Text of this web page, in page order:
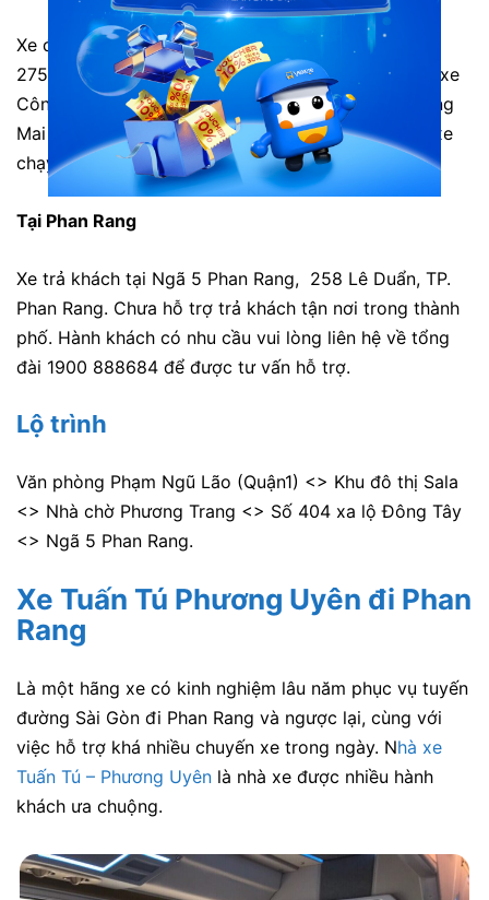
Xe đón khách được tại Văn phòng Phạm Ngũ Lão –
275F Phạm Ngũ Lão, P.Phạm Ngũ Lão, Quận 1, Bến xe
Công viên 23/9 hoặc Nhà chờ Phương Trang (Đường
Mai Chí Thọ). Có hỗ trợ đón trả khách dọc đường xe
chạy.
Tại Phan Rang
Xe trả khách tại Ngã 5 Phan Rang, 258 Lê Duẩn, TP.
Phan Rang. Chưa hỗ trợ trả khách tận nơi trong thành
phố. Hành khách có nhu cầu vui lòng liên hệ về tổng
đài 1900 888684 để được tư vấn hỗ trợ.
Lộ trình
Văn phòng Phạm Ngũ Lão (Quận1) <> Khu đô thị Sala
<> Nhà chờ Phương Trang <> Số 404 xa lộ Đông Tây
<> Ngã 5 Phan Rang.
Xe Tuấn Tú Phương Uyên đi Phan
Rang
Là một hãng xe có kinh nghiệm lâu năm phục vụ tuyến
đường Sài Gòn đi Phan Rang và ngược lại, cùng với
việc hỗ trợ khá nhiều chuyến xe trong ngày. Nhà xe
Tuấn Tú – Phương Uyên là nhà xe được nhiều hành
khách ưa chuộng.